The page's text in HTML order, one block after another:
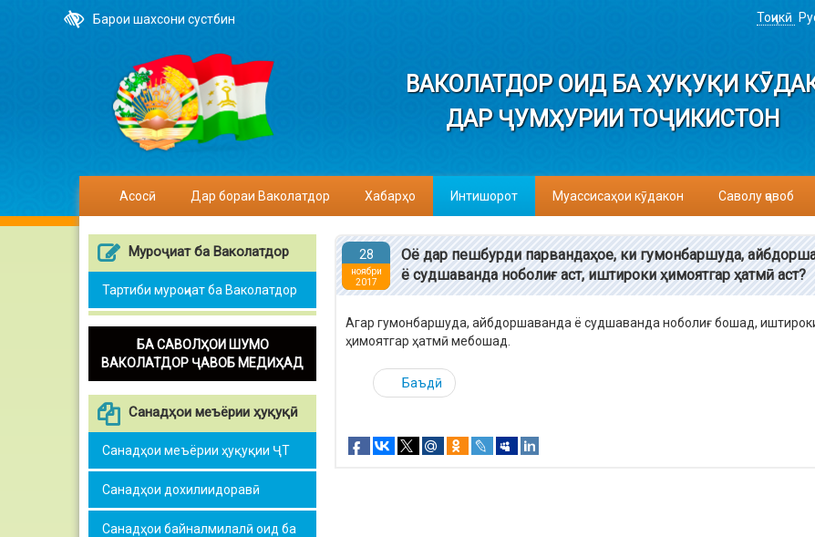
Барои шахсони сустбин Тоҷикӣ
ВАКОЛАТДОР ОИД БА ҲУҚУҚИ
ДАР ҶУМҲУРИИ ТОҶИКИСТОН
Асосӣ Дар бораи Ваколатдор Хабарҳо Интишорот Муассисаҳои кӯдакон Саволу ҷавоб
Муроҷиат ба Ваколатдор
Тартиби муроҷиат ба Ваколатдор
БА САВОЛҲОИ ШУМО
ВАКОЛАТДОР ҶАВОБ МЕДИҲАД
Санадҳои меъёрии ҳуқуқӣ
Санадҳои меъёрии ҳуқуқии ҶТ
Санадҳои дохилиидоравӣ
Санадҳои байналмилалӣ оид ба
28
ноябри
2017
Оё дар пешбурди парвандаҳое, ки гумонбаршуда,
ё судшаванда ноболиғ аст, иштироки ҳимоятгар ҳатмӣ аст?
Агар гумонбаршуда, айбдоршаванда ё судшаванда ноболиғ бошад,
ҳимоятгар ҳатмӣ мебошад.
Баъдӣ